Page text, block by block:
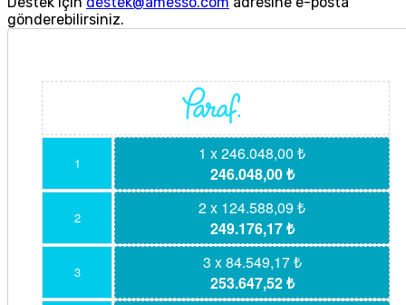
gönderebilirsiniz.
1
1 x 246.048,00 ₺
246.048,00 ₺
2
2 x 124.588,09 ₺
249.176,17 ₺
3
3 x 84.549,17 ₺
253.647,52 ₺